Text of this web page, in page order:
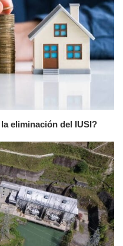
eliminación del IUSI?